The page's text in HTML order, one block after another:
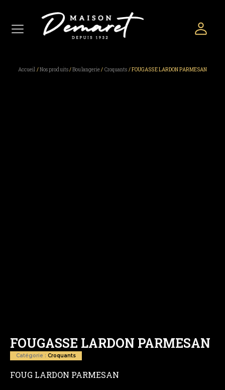
Accueil /Nos produits/Boulangerie/ Croquants / FOUGASSE LARDON PARMESAN
FOUGASSE LARDON PARMESAN
Catégorie : Croquants
FOUG LARDON PARMESAN